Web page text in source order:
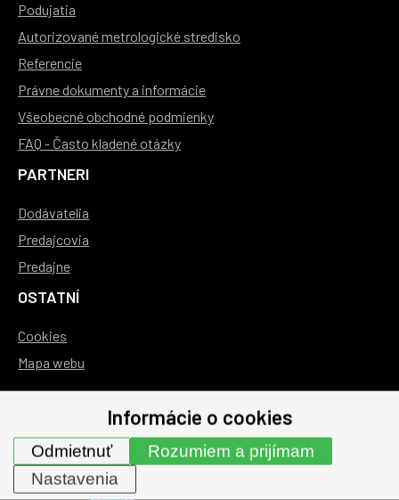
Podujatia
Autorizované metrologické stredisko
Referencie
Právne dokumenty a informácie
Všeobecné obchodné podmienky
FAQ - Často kladené otázky
PARTNERI
Dodávatelia
Predajcovia
Predajne
OSTATNÍ
Cookies
Mapa webu
Informácie o cookies
Rozumiem a prijímam
Odmietnuť
Nastavenia